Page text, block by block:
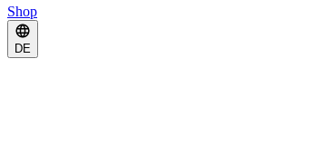
Shop
DE